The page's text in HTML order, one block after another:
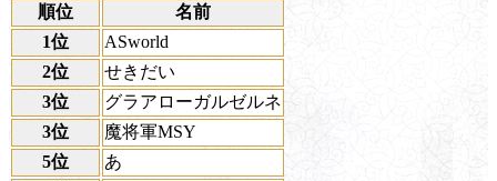
順位
名前
1位
ASworld
2位
せきだい
3位
グラアローガルゼルネ
3位
魔将軍MSY
5位
あ